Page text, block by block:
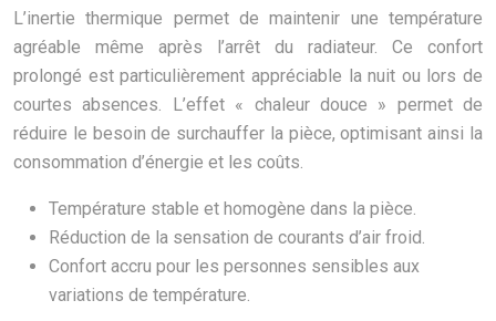
L’inertie thermique permet de maintenir une température
agréable même après l’arrêt du radiateur. Ce confort
prolongé est particulièrement appréciable la nuit ou lors de
courtes absences. L’effet « chaleur douce » permet de
réduire le besoin de surchauffer la pièce, optimisant ainsi la
consommation d’énergie et les coûts.
Température stable et homogène dans la pièce.
Réduction de la sensation de courants d’air froid.
Confort accru pour les personnes sensibles aux
variations de température.